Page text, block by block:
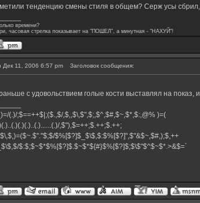
тенденцию смены стиля в общем? Серж усы
времени?
часовая стрелка показывает на "ПОШЕЛ", а минутная - "НАХУЙ"!
Дек 11, 2006 6:57 pm Заголовок сообщения:
с удовольствием голые кости выставлял на показ,
(.)/;$==++$|;($.,$/,$,,$\,$",$;,$^,$#,$~,$*,$:,@% )=(
,$"),$=++;$.++;$.++;
$%[$?]$_$\$,$:$%[$?]",$"&$~,$#,);$,++
$:$;$~$*$%[$?]$.$~$*${#}$%[$?]$;$\$"$^$~$*.>&$=`